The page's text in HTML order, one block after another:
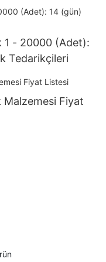
1 - 20000 (Adet):
Tedarikçileri
Malzemesi Fiyat